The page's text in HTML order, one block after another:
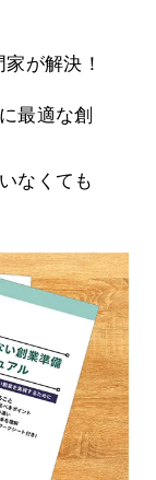
が解決！
最適な創
なくても